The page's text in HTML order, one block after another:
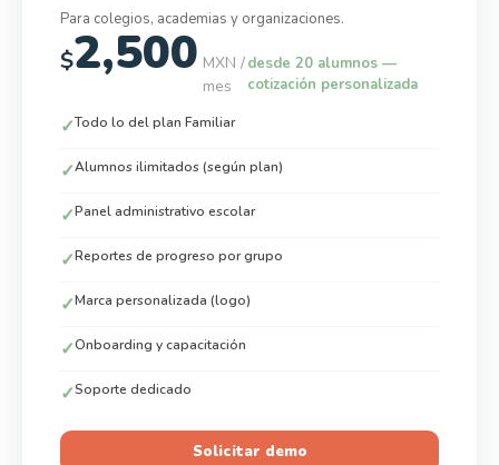
Para colegios, academias y organizaciones.
$2,500 MXN /
mes
desde 20 alumnos —
cotización personalizada
✓Todo lo del plan Familiar
✓Alumnos ilimitados (según plan)
✓Panel administrativo escolar
✓Reportes de progreso por grupo
✓Marca personalizada (logo)
✓Onboarding y capacitación
✓Soporte dedicado
Solicitar demo